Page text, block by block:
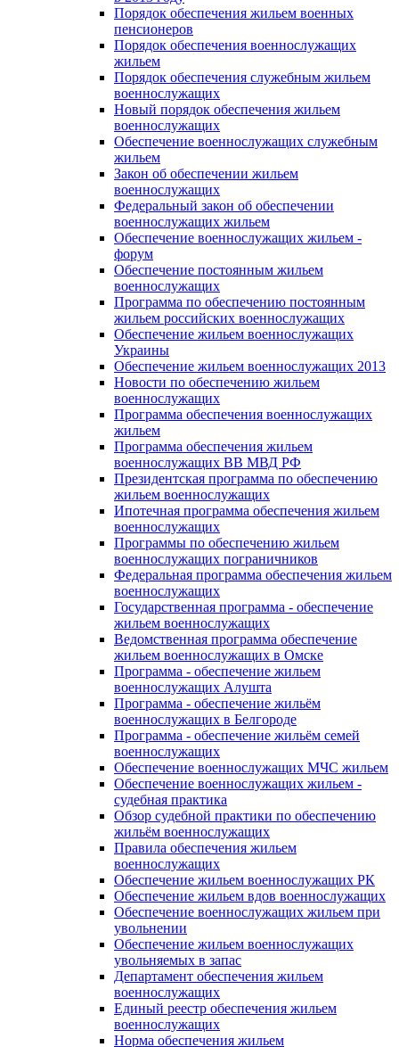
Порядок обеспечения жильем военных
пенсионеров
Порядок обеспечения военнослужащих
жильем
Порядок обеспечения служебным жильем
военнослужащих
Новый порядок обеспечения жильем
военнослужащих
Обеспечение военнослужащих служебным
жильем
Закон об обеспечении жильем
военнослужащих
Федеральный закон об обеспечении
военнослужащих жильем
Обеспечение военнослужащих жильем -
форум
Обеспечение постоянным жильем
военнослужащих
Программа по обеспечению постоянным
жильем российских военнослужащих
Обеспечение жильем военнослужащих
Украины
Обеспечение жильем военнослужащих 2013
Новости по обеспечению жильем
военнослужащих
Программа обеспечения военнослужащих
жильем
Программа обеспечения жильем
военнослужащих ВВ МВД РФ
Президентская программа по обеспечению
жильем военнослужащих
Ипотечная программа обеспечения жильем
военнослужащих
Программы по обеспечению жильем
военнослужащих пограничников
Федеральная программа обеспечения жильем
военнослужащих
Государственная программа - обеспечение
жильем военнослужащих
Ведомственная программа обеспечение
жильем военнослужащих в Омске
Программа - обеспечение жильем
военнослужащих Алушта
Программа - обеспечение жильём
военнослужащих в Белгороде
Программа - обеспечение жильём семей
военнослужащих
Обеспечение военнослужащих МЧС жильем
Обеспечение военнослужащих жильем -
судебная практика
Обзор судебной практики по обеспечению
жильём военнослужащих
Правила обеспечения жильем
военнослужащих
Обеспечение жильем военнослужащих РК
Обеспечение жильем вдов военнослужащих
Обеспечение военнослужащих жильем при
увольнении
Обеспечение жильем военнослужащих
увольняемых в запас
Департамент обеспечения жильем
военнослужащих
Единый реестр обеспечения жильем
военнослужащих
Норма обеспечения жильем